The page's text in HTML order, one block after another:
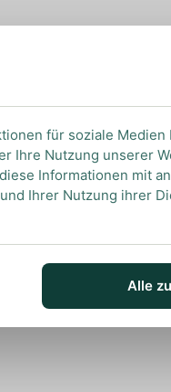
für soziale
Ihre Nutzung unserer
Informationen mit
Ihrer Nutzung ihrer
Alle